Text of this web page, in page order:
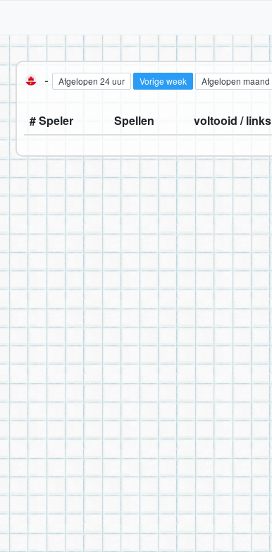
- Afgelopen 24 uur Vorige week Afgelopen maand
# Speler Spellen voltooid / links